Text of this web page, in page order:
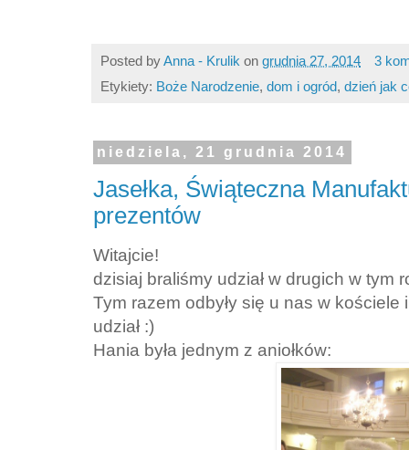
Posted byAnna - Krulik on grudnia 27, 2014
3
Etykiety: Boże Narodzenie, dom i ogród, dzień jak
niedziela, 21 grudnia 2014
Jasełka, Świąteczna
prezentów
Witajcie!
dzisiaj braliśmy udział w drugich w tym
Tym razem odbyły się u nas w kościele
udział :)
Hania była jednym z aniołków: